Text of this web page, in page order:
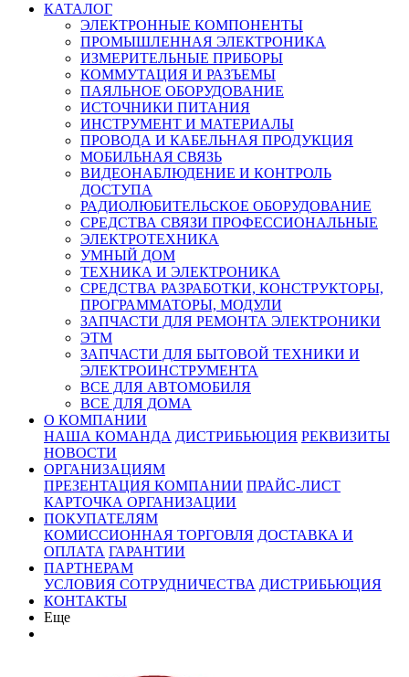
КАТАЛОГ
ЭЛЕКТРОННЫЕ КОМПОНЕНТЫ
ПРОМЫШЛЕННАЯ ЭЛЕКТРОНИКА
ИЗМЕРИТЕЛЬНЫЕ ПРИБОРЫ
КОММУТАЦИЯ И РАЗЪЕМЫ
ПАЯЛЬНОЕ ОБОРУДОВАНИЕ
ИСТОЧНИКИ ПИТАНИЯ
ИНСТРУМЕНТ И МАТЕРИАЛЫ
ПРОВОДА И КАБЕЛЬНАЯ ПРОДУКЦИЯ
МОБИЛЬНАЯ СВЯЗЬ
ВИДЕОНАБЛЮДЕНИЕ И КОНТРОЛЬ
ДОСТУПА
РАДИОЛЮБИТЕЛЬСКОЕ ОБОРУДОВАНИЕ
СРЕДСТВА СВЯЗИ ПРОФЕССИОНАЛЬНЫЕ
ЭЛЕКТРОТЕХНИКА
УМНЫЙ ДОМ
ТЕХНИКА И ЭЛЕКТРОНИКА
СРЕДСТВА РАЗРАБОТКИ, КОНСТРУКТОРЫ,
ПРОГРАММАТОРЫ, МОДУЛИ
ЗАПЧАСТИ ДЛЯ РЕМОНТА ЭЛЕКТРОНИКИ
ЭТМ
ЗАПЧАСТИ ДЛЯ БЫТОВОЙ ТЕХНИКИ И
ЭЛЕКТРОИНСТРУМЕНТА
ВСЕ ДЛЯ АВТОМОБИЛЯ
ВСЕ ДЛЯ ДОМА
О КОМПАНИИ
НАША КОМАНДА ДИСТРИБЬЮЦИЯ РЕКВИЗИТЫ
НОВОСТИ
ОРГАНИЗАЦИЯМ
ПРЕЗЕНТАЦИЯ КОМПАНИИ ПРАЙС-ЛИСТ
КАРТОЧКА ОРГАНИЗАЦИИ
ПОКУПАТЕЛЯМ
КОМИССИОННАЯ ТОРГОВЛЯ ДОСТАВКА И
ОПЛАТА ГАРАНТИИ
ПАРТНЕРАМ
УСЛОВИЯ СОТРУДНИЧЕСТВА ДИСТРИБЬЮЦИЯ
КОНТАКТЫ
Еще